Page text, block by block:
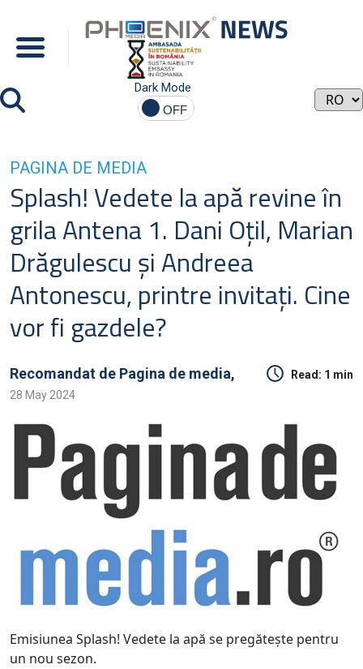
Dark Mode
PAGINA DE MEDIA
Splash! Vedete la apă revine în
grila Antena 1. Dani Oţil, Marian
Drăgulescu şi Andreea
Antonescu, printre invitaţi. Cine
vor fi gazdele?
Recomandat de Pagina de media, Read: 1 min
28 May 2024
Emisiunea Splash! Vedete la apă se pregăteşte pentru
un nou sezon.